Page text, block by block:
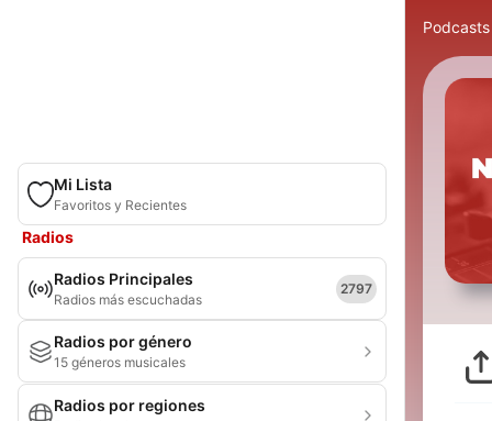
Mi Lista
Favoritos y Recientes
Radios
Radios Principales
Radios más escuchadas
2797
Radios por género
15 géneros musicales
Radios por regiones
Podcasts